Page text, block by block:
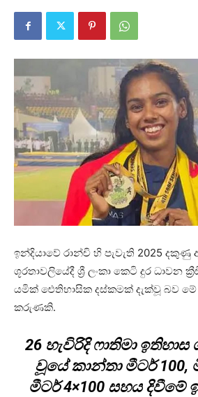
ඉන්දියාවේ රාන්චි හි පැවැති 2025 දකුණු
ශූරතාවලියේදී ශ්‍රී ලංකා කෙටි දුර ධාවන
යමික් ඓතිහාසික දස්කමක් දැක්වූ බව මේ
කරුණකි.
26 හැවිරිදි ෆාතිමා
වූයේ කාන්තා මීටර් 100,
මීටර් 4×100 සහය